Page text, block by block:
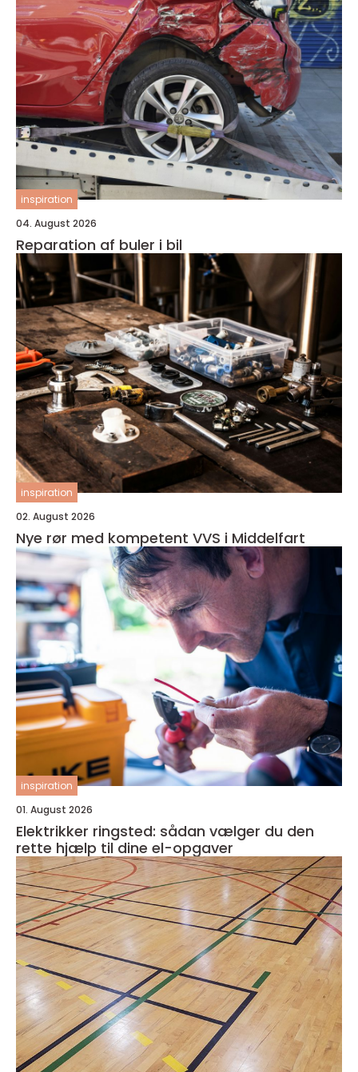
inspiration
04. August 2026
Reparation af buler i bil
inspiration
02. August 2026
Nye rør med kompetent VVS i Middelfart
inspiration
01. August 2026
Elektrikker ringsted: sådan vælger du den
rette hjælp til dine el-opgaver